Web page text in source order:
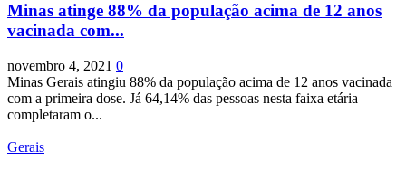
Minas atinge 88% da população acima de 12 anos
vacinada com...
novembro 4, 2021 0
Minas Gerais atingiu 88% da população acima de 12 anos vacinada
com a primeira dose. Já 64,14% das pessoas nesta faixa etária
completaram o...
Gerais